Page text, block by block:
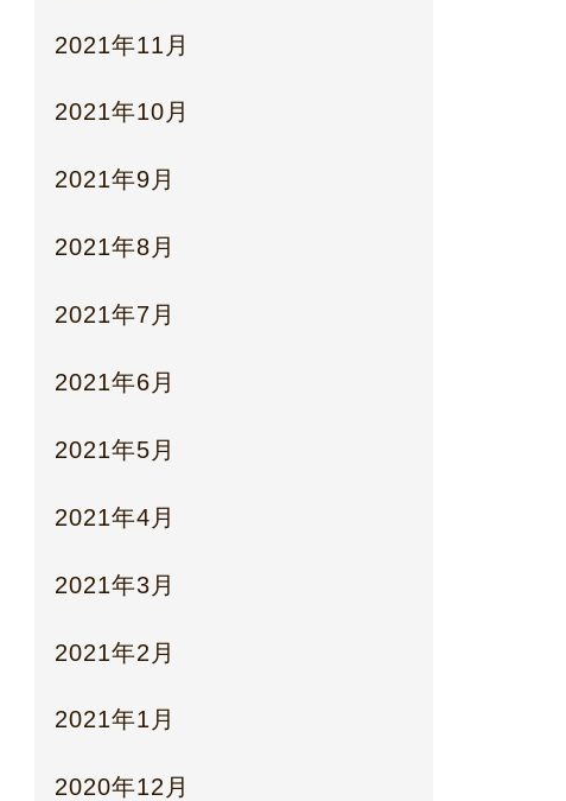
2021年11月
2021年10月
2021年9月
2021年8月
2021年7月
2021年6月
2021年5月
2021年4月
2021年3月
2021年2月
2021年1月
2020年12月